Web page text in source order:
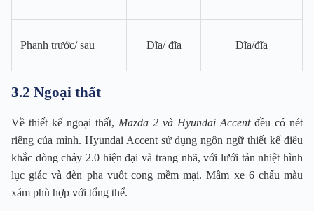
Phanh trước/ sau Đĩa/ đĩa Đĩa/đĩa
3.2 Ngoại thất
Về thiết kế ngoại thất, Mazda 2 và Hyundai Accentđều có nét
riêng của mình. Hyundai Accent sử dụng ngôn ngữ thiết kế điêu
khắc dòng chảy 2.0 hiện đại và trang nhã, với lưới tản nhiệt hình
lục giác và đèn pha vuốt cong mềm mại. Mâm xe 6 chấu màu
xám phù hợp với tổng thể.